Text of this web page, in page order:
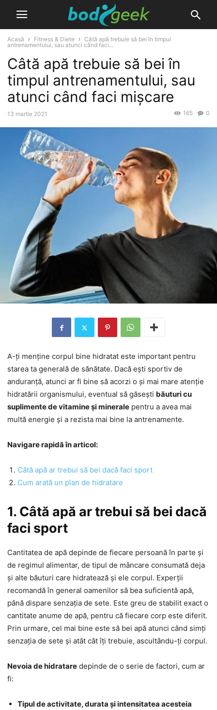
Acasă Fitness & Diete
Câtă apă trebuie să bei în timpul
antrenamentului, sau atunci când faci...
Câtă apă trebuie să bei în
timpul antrenamentului, sau
atunci când faci mișcare
13 martie 2021 0
165
A-ți menține corpul bine hidratat este important pentru
starea ta generală de sănătate. Dacă ești sportiv de
anduranță, atunci ar fi bine să acorzi o și mai mare atenție
hidratării organismului, eventual să găsești băuturi cu
suplimente de vitamine și minerale pentru a avea mai
multă energie și a rezista mai bine la antrenamente.
Navigare rapidă în articol:
Câtă apă ar trebui să bei dacă faci sport
Cum arată un plan de hidratare
1. Câtă apă ar trebui să bei dacă
faci sport
Cantitatea de apă depinde de fiecare persoană în parte și
de regimul alimentar, de tipul de mâncare consumată deja
și alte băuturi care hidratează și ele corpul. Experții
recomandă în general oamenilor să bea suficientă apă,
până dispare senzația de sete. Este greu de stabilit exact o
cantitate anume de apă, pentru că fiecare corp este diferit.
Prin urmare, cel mai bine este să bei apă atunci când simți
senzația de sete și atât cât îți trebuie, ascultându-ți corpul.
Nevoia de hidratare depinde de o serie de factori, cum ar
fi:
Tipul de activitate, durata și intensitatea acesteia